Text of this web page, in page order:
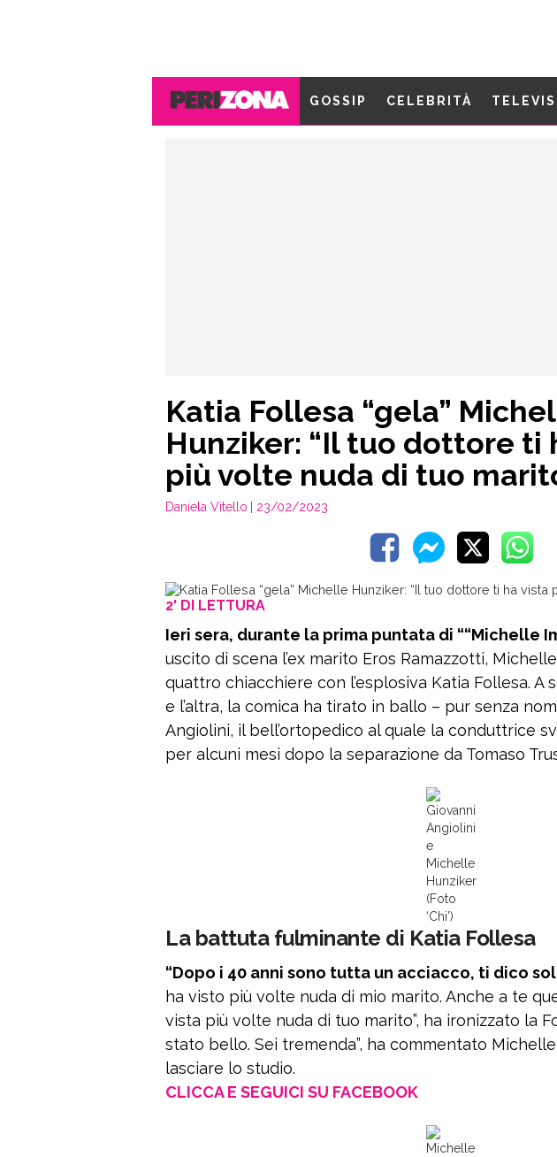
GOSSIP CELEBRITÀ
Katia Follesa “gela”
Hunziker: “Il tuo dottore ti
più volte nuda di tuo
Daniela Vitello | 23/02/2023
2' DI LETTURA
Ieri sera, durante la prima puntata di ““Michelle
uscito di scena l’ex marito Eros Ramazzotti,
quattro chiacchiere con l’esplosiva Katia Follesa. A
e l’altra, la comica ha tirato in ballo – pur senza
Angiolini, il bell’ortopedico al quale la conduttrice
per alcuni mesi dopo la separazione da Tomaso
Giovanni
Angiolini
e
Michelle
Hunziker
(Foto
‘Chi’)
La battuta fulminante di Katia Follesa
“Dopo i 40 anni sono tutta un acciacco, ti dico
ha visto più volte nuda di mio marito. Anche a te
vista più volte nuda di tuo marito”, ha ironizzato la
stato bello. Sei tremenda”, ha commentato
lasciare lo studio.
CLICCA E SEGUICI SU FACEBOOK
Michelle